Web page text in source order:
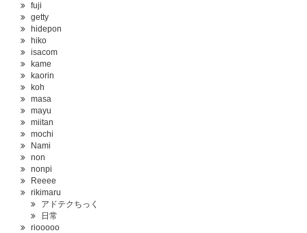
fuji
getty
hidepon
hiko
isacom
kame
kaorin
koh
masa
mayu
miitan
mochi
Nami
non
nonpi
Reeee
rikimaru
アドテクちっく
日常
riooooo